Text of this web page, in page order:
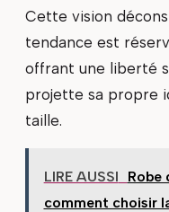
Cette vision
tendance est
offrant une liberté
projette sa propre
taille.
LIRE AUSSI
Robe
comment choisir